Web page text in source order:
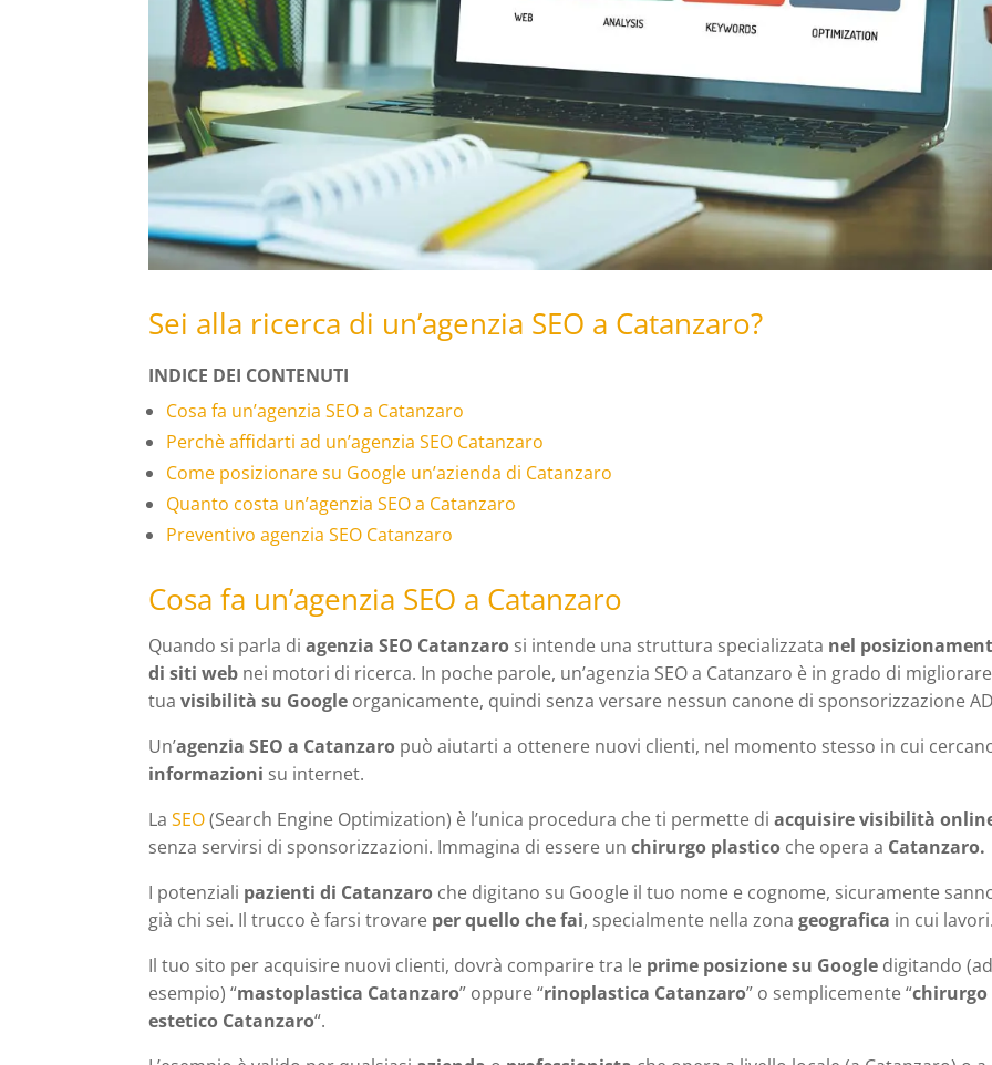
Sei alla ricerca di un’agenzia SEO a Catanzaro?
INDICE DEI CONTENUTI
Cosa fa un’agenzia SEO a Catanzaro
Perchè affidarti ad un’agenzia SEO Catanzaro
Come posizionare su Google un’azienda di Catanzaro
Quanto costa un’agenzia SEO a Catanzaro
Preventivo agenzia SEO Catanzaro
Cosa fa un’agenzia SEO a Catanzaro
Quando si parla diagenzia SEO Catanzaro si intende una struttura specializzata nel
di siti web nei motori di ricerca. In poche parole, un’agenzia SEO a Catanzaro è in grado di
tuavisibilità su Google organicamente, quindi senza versare nessun canone di sponsorizzazione
Un’agenzia SEO a Catanzaro può aiutarti a ottenere nuovi clienti, nel momento stesso in cui
informazioni su internet.
LaSEO(Search Engine Optimization) è l’unica procedura che ti permette diacquisire visibilità
senza servirsi di sponsorizzazioni. Immagina di essere unchirurgo plastico che opera a Catanzaro.
I potenziali pazienti di Catanzaro che digitano su Google il tuo nome e cognome, sicuramente
già chi sei. Il trucco è farsi trovare per quello che fai, specialmente nella zonageografica in cui lavori.
Il tuo sito per acquisire nuovi clienti, dovrà comparire tra le prime posizione su Google digitando (ad
esempio) “mastoplastica Catanzaro” oppure “rinoplastica Catanzaro” o semplicemente “chirurgo
estetico Catanzaro“.